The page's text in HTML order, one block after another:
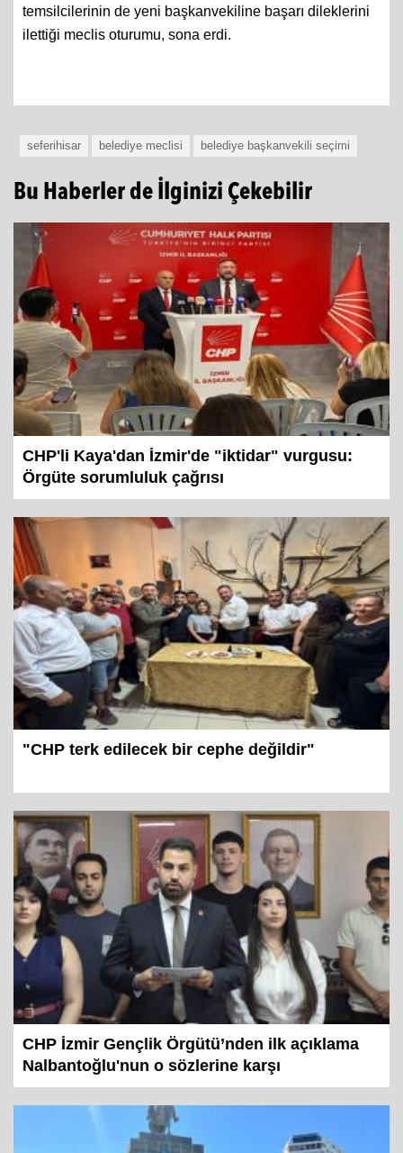
temsilcilerinin de yeni başkanvekiline başarı dileklerini
ilettiği meclis oturumu, sona erdi.
seferihisar belediye meclisi belediye başkanvekili seçimi
Bu Haberler de İlginizi Çekebilir
CHP'li Kaya'dan İzmir'de "iktidar" vurgusu:
Örgüte sorumluluk çağrısı
"CHP terk edilecek bir cephe değildir"
CHP İzmir Gençlik Örgütü’nden ilk açıklama
Nalbantoğlu'nun o sözlerine karşı